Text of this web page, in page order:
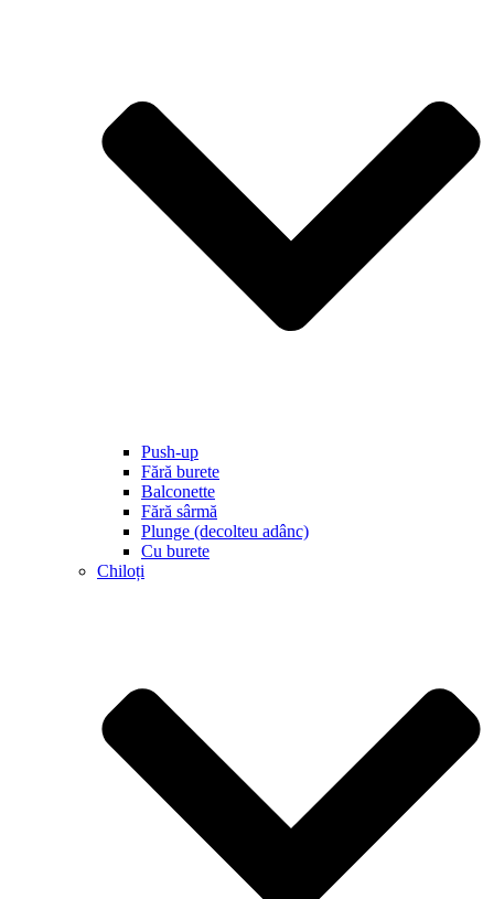
Push-up
Fără burete
Balconette
Fără sârmă
Plunge (decolteu adânc)
Cu burete
Chiloți